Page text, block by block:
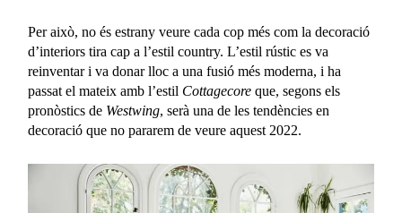
Per això, no és estrany veure cada cop més com la decoració
d’interiors tira cap a l’estil country. L’estil rústic es va
reinventar i va donar lloc a una fusió més moderna, i ha
passat el mateix amb l’estil Cottagecore que, segons els
pronòstics de Westwing, serà una de les tendències en
decoració que no pararem de veure aquest 2022.